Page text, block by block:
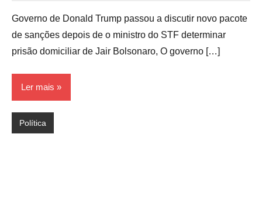
Governo de Donald Trump passou a discutir novo pacote
de sanções depois de o ministro do STF determinar
prisão domiciliar de Jair Bolsonaro, O governo […]
Ler mais
Política